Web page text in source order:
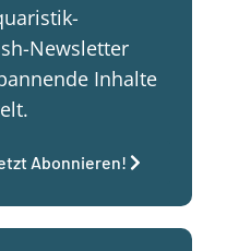
Newsletter
Inhalte
Abonnieren!